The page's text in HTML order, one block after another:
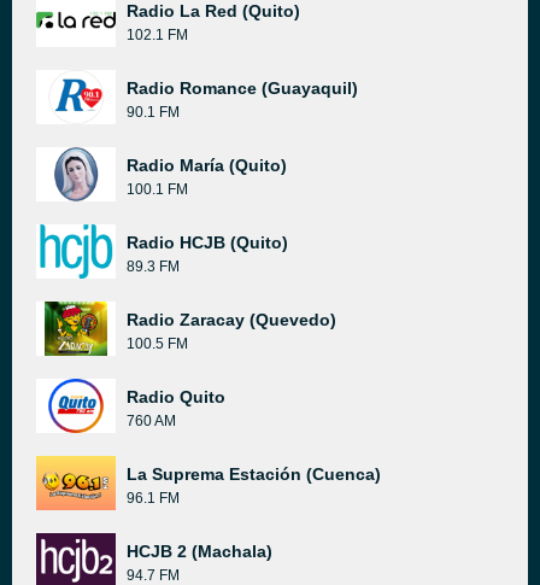
Radio La Red (Quito)
102.1 FM
Radio Romance (Guayaquil)
90.1 FM
Radio María (Quito)
100.1 FM
Radio HCJB (Quito)
89.3 FM
Radio Zaracay (Quevedo)
100.5 FM
Radio Quito
760 AM
La Suprema Estación (Cuenca)
96.1 FM
HCJB 2 (Machala)
94.7 FM